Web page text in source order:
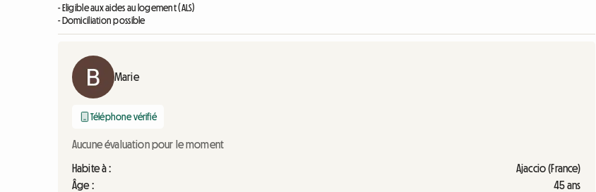
- Eligible aux aides au logement (ALS)
- Domiciliation possible
Marie
Téléphone vérifié
Aucune évaluation pour le moment
Habite à :
Ajaccio (France)
Âge :
45 ans